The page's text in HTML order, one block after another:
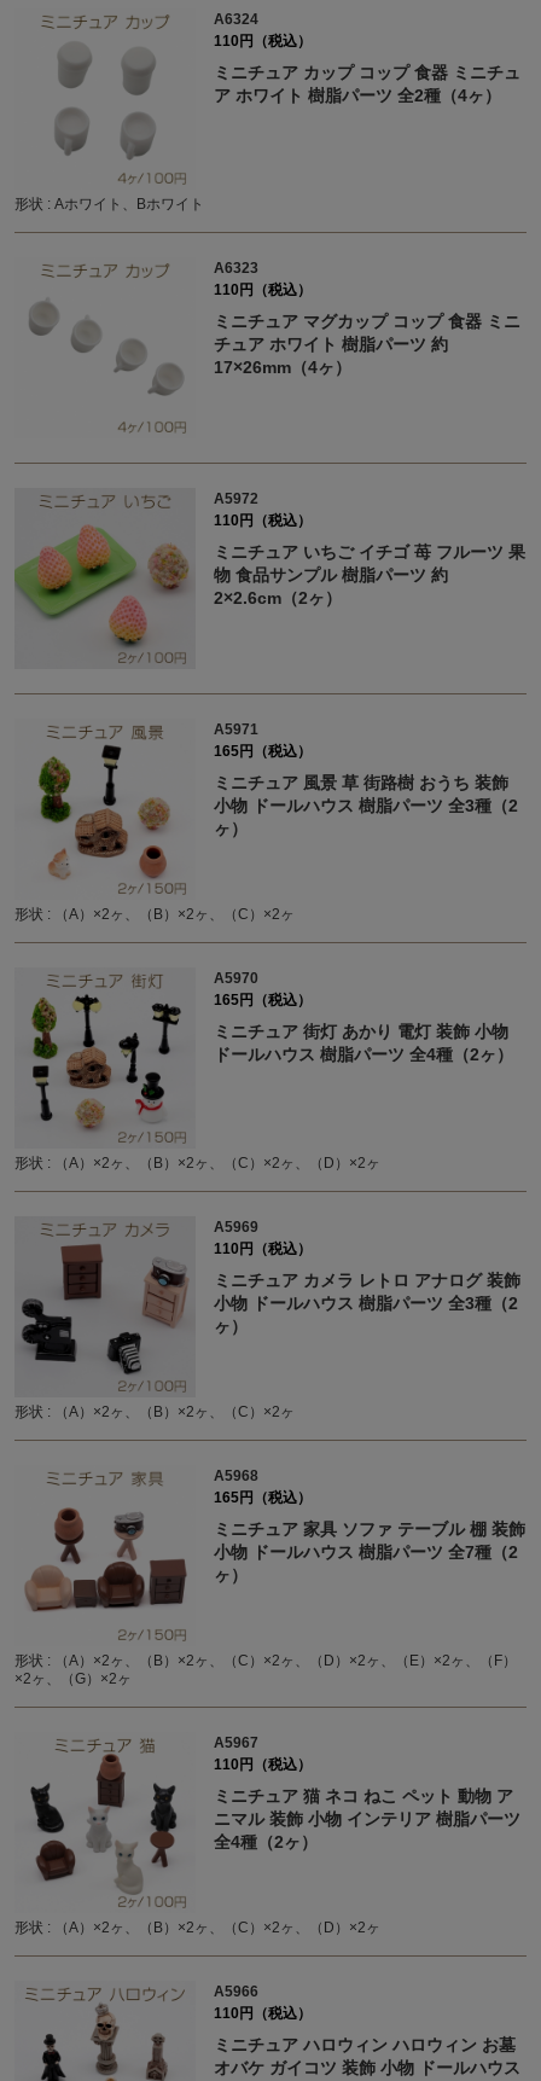
A6324
110円（税込）
ミニチュア カップ コップ 食器 ミニチュ
ア ホワイト 樹脂パーツ 全2種（4ヶ）
形状 : Aホワイト、Bホワイト
A6323
110円（税込）
ミニチュア マグカップ コップ 食器 ミニ
チュア ホワイト 樹脂パーツ 約
17×26mm（4ヶ）
A5972
110円（税込）
ミニチュア いちご イチゴ 苺 フルーツ 果
物 食品サンプル 樹脂パーツ 約
2×2.6cm（2ヶ）
A5971
165円（税込）
ミニチュア 風景 草 街路樹 おうち 装飾
小物 ドールハウス 樹脂パーツ 全3種（2
ヶ）
形状 : （A）×2ヶ、（B）×2ヶ、（C）×2ヶ
A5970
165円（税込）
ミニチュア 街灯 あかり 電灯 装飾 小物
ドールハウス 樹脂パーツ 全4種（2ヶ）
形状 : （A）×2ヶ、（B）×2ヶ、（C）×2ヶ、（D）×2ヶ
A5969
110円（税込）
ミニチュア カメラ レトロ アナログ 装飾
小物 ドールハウス 樹脂パーツ 全3種（2
ヶ）
形状 : （A）×2ヶ、（B）×2ヶ、（C）×2ヶ
A5968
165円（税込）
ミニチュア 家具 ソファ テーブル 棚 装飾
小物 ドールハウス 樹脂パーツ 全7種（2
ヶ）
形状 : （A）×2ヶ、（B）×2ヶ、（C）×2ヶ、（D）×2ヶ、（E）×2ヶ、（F）
×2ヶ、（G）×2ヶ
A5967
110円（税込）
ミニチュア 猫 ネコ ねこ ペット 動物 ア
ニマル 装飾 小物 インテリア 樹脂パーツ
全4種（2ヶ）
形状 : （A）×2ヶ、（B）×2ヶ、（C）×2ヶ、（D）×2ヶ
A5966
110円（税込）
ミニチュア ハロウィン ハロウィン お墓
オバケ ガイコツ 装飾 小物 ドールハウス